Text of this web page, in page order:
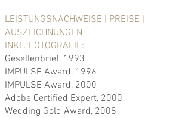
LEISTUNGSNACHWEISE | PREISE |
AUSZEICHNUNGEN
INKL. FOTOGRAFIE:
Gesellenbrief, 1993
IMPULSE Award, 1996
IMPULSE Award, 2000
Adobe Certified Expert, 2000
Wedding Gold Award, 2008